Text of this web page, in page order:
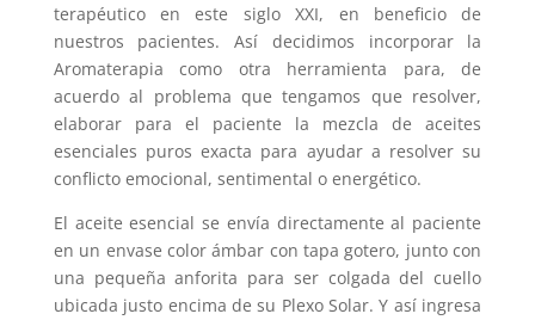
terapéutico en este siglo XXI, en beneficio de
nuestros pacientes. Así decidimos incorporar la
Aromaterapia como otra herramienta para, de
acuerdo al problema que tengamos que resolver,
elaborar para el paciente la mezcla de aceites
esenciales puros exacta para ayudar a resolver su
conflicto emocional, sentimental o energético.
El aceite esencial se envía directamente al paciente
en un envase color ámbar con tapa gotero, junto con
una pequeña anforita para ser colgada del cuello
ubicada justo encima de su Plexo Solar. Y así ingresa